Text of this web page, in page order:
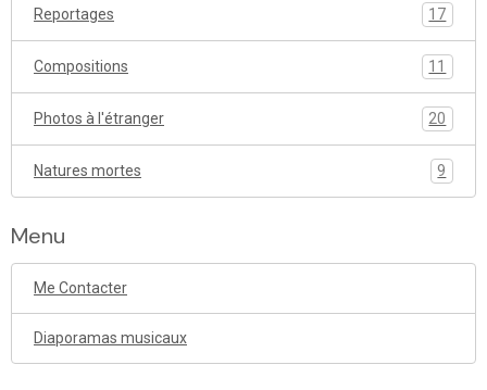
Reportages 17
Compositions 11
Photos à l'étranger 20
Natures mortes 9
Menu
Me Contacter
Diaporamas musicaux